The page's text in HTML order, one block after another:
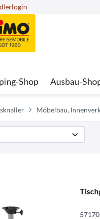
Shop Ausbau-
Möbelbau,
57170